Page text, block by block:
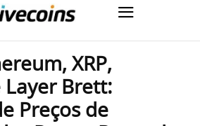
XRP,
Layer Brett:
Preços de